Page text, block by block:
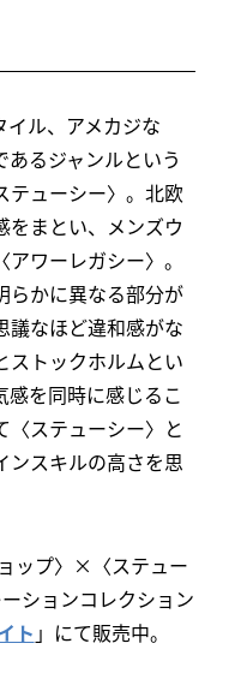
イル、アメカジな
るジャンルという
テューシー〉。北欧
をまとい、メンズウ
ワーレガシー〉。
らかに異なる部分が
議なほど違和感がな
ストックホルムとい
感を同時に感じるこ
〈ステューシー〉と
ンスキルの高さを思
ップ〉×〈ステュー
ションコレクション
ト 」にて販売中。